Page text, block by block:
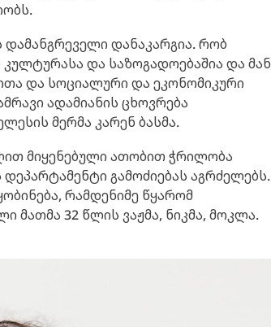
დამანგრეველი დანაკარგია. რობ
და საზოგადოებაშია და მან
და სოციალური და ეკონომიკური
ადამიანის ცხოვრება
მერმა კარენ ბასმა.
მიყენებული ათობით ჭრილობა
გამოძიებას აგრძელებს.
რამდენიმე წყარომ
მათმა 32 წლის ვაჟმა, ნიკმა, მოკლა.